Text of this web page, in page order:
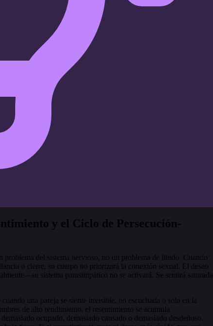
y el Ciclo de Persecución-
del sistema nervioso, no un problema de libido. Cuando
o cierre, su cuerpo no priorizará la conexión sexual. El deseo
sistema parasimpático no se activará. Se sentirá saturada
una pareja se siente invisible, no escuchada o sola en la
de alto rendimiento, el resentimiento se acumula
ocupado, demasiado cansado o demasiado desdeñoso.